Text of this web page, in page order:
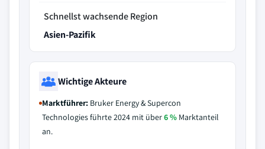
Schnellst wachsende Region
Asien-Pazifik
Wichtige Akteure
Marktführer: Bruker Energy & Supercon
Technologies führte 2024 mit über6 % Marktanteil
an.